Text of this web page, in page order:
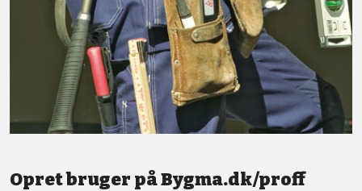
Opret bruger på Bygma.dk/proff